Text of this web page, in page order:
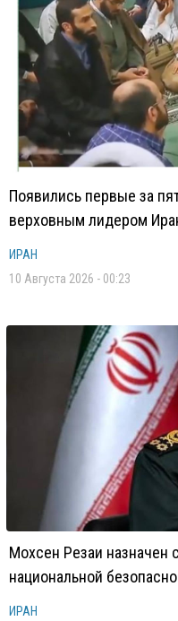
Появились первые за
верховным лидером
ИРАН
10 Августа 2026 - 00:23
Мохсен Резаи назначен
национальной
ИРАН